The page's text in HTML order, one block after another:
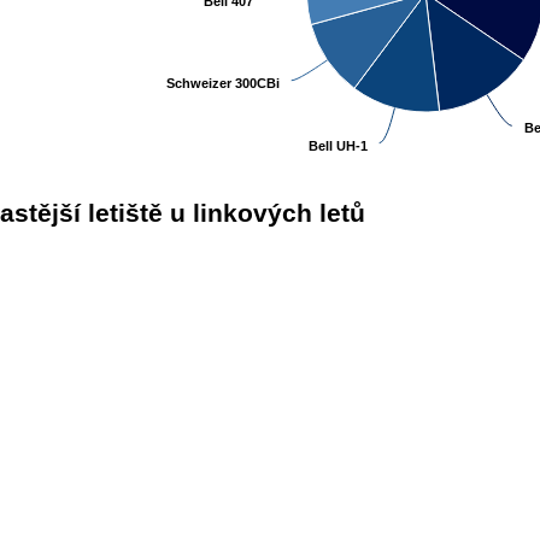
Bell UH-1
Bell UH-1
Schweizer 300CBi
Schweizer 300CBi
letiště u linkových letů